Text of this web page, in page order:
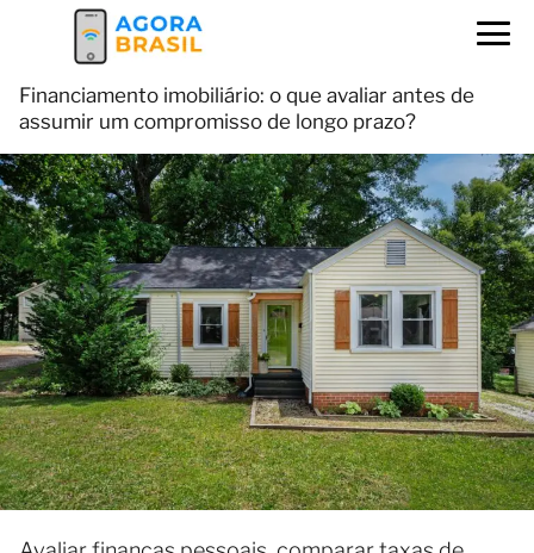
Financiamento imobiliário: o que avaliar antes de
assumir um compromisso de longo prazo?